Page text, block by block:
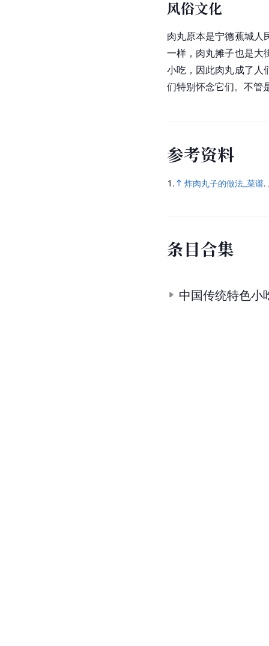
风俗文化
肉丸原本是宁德蕉城人
一样，肉丸摊子也是大
小吃，因此肉丸成了人
们特别怀念它们。不管
参考资料
1. 炸肉丸子的做法_菜谱.
条目合集
中国传统特色小